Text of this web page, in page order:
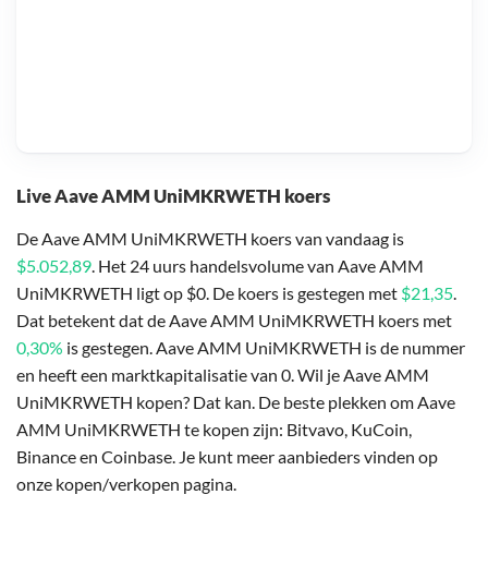
Live Aave AMM UniMKRWETH koers
De Aave AMM UniMKRWETH koers van vandaag is
$5.052,89. Het 24 uurs handelsvolume van Aave AMM
UniMKRWETH ligt op $0. De koers is gestegen met $21,35.
Dat betekent dat de Aave AMM UniMKRWETH koers met
0,30% is gestegen. Aave AMM UniMKRWETH is de nummer
en heeft een marktkapitalisatie van 0. Wil je Aave AMM
UniMKRWETH kopen? Dat kan. De beste plekken om Aave
AMM UniMKRWETH te kopen zijn: Bitvavo, KuCoin,
Binance en Coinbase. Je kunt meer aanbieders vinden op
onze kopen/verkopen pagina.